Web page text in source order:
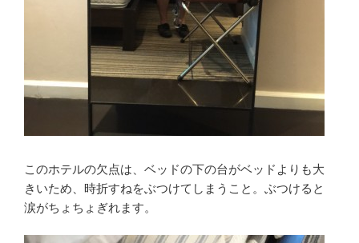
このホテルの欠点は、ベッドの下の台がベッドよりも大
きいため、時折すねをぶつけてしまうこと。ぶつけると
涙がちょちょぎれます。